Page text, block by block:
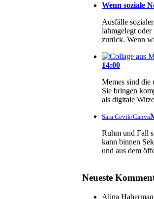
Wenn soziale
Ausfälle
lahmgelegt
zurück. Wenn
14:00
Memes sind die
Sie bringen
als digitale
Sara Cevik/Canva
Ruhm und Fall
kann binnen
und aus dem
Neueste
Alina